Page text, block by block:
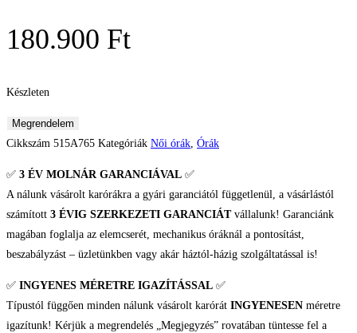
180.900 Ft
Készleten
Vostok
Europe
"Mirror"
mennyiség
Megrendelem
Cikkszám 515A765 Kategóriák Női órák, Órák
✅ 3 ÉV MOLNÁR GARANCIÁVAL ✅
A nálunk vásárolt karórákra a gyári garanciától függetlenül, a vásárlástól
számított 3 ÉVIG SZERKEZETI GARANCIÁTvállalunk! Garanciánk
magában foglalja az elemcserét, mechanikus óráknál a pontosítást,
beszabályzást – üzletünkben vagy akár háztól-házig szolgáltatással is!
✅ INGYENES MÉRETRE IGAZÍTÁSSAL ✅
Típustól függően minden nálunk vásárolt karórát INGYENESEN méretre
igazítunk! Kérjük a megrendelés „Megjegyzés” rovatában tüntesse fel a